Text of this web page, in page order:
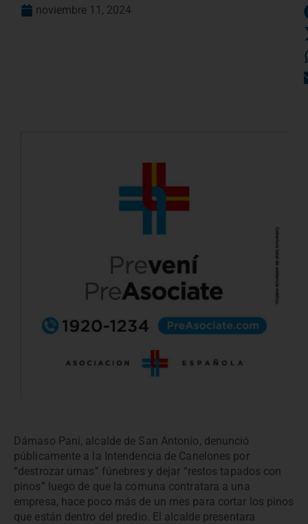
noviembre 11, 2024
Dámaso Pani, alcalde de San Antonio, denunció
públicamente a la Intendencia de Canelones por
“destrozar urnas” fúnebres y dejar “restos tapados con
pinos” luego de que la comuna contratara a una
empresa, hace poco más de un mes para cortar los pinos
que están dentro del predio. El alcalde presentara